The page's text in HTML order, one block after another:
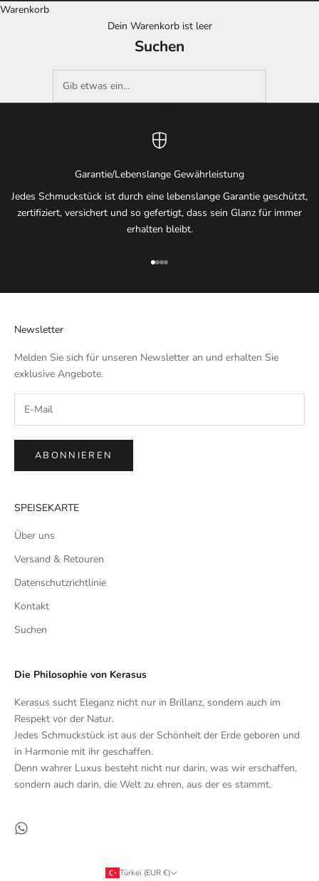
Warenkorb
Dein Warenkorb ist leer
Suchen
Garantie/Lebenslange Gewährleistung
Jedes Schmuckstück ist durch eine lebenslange Garantie geschützt,
zertifiziert, versichert und so gefertigt, dass sein Glanz für immer
erhalten bleibt.
Gehe zu Element 1
Gehe zu Element 2
Gehe zu Element 3
Gehe zu Element 4
Newsletter
Melden Sie sich für unseren Newsletter an und erhalten Sie
exklusive Angebote.
ABONNIEREN
SPEISEKARTE
Über uns
Versand & Retouren
Datenschutzrichtlinie
Kontakt
Suchen
Die Philosophie von Kerasus
Kerasus sucht Eleganz nicht nur in Brillanz, sondern auch im
Respekt vor der Natur.
Jedes Schmuckstück ist aus der Schönheit der Erde geboren und
in Harmonie mit ihr geschaffen.
Denn wahrer Luxus besteht nicht nur darin, was wir erschaffen,
sondern auch darin, die Welt zu ehren, aus der es stammt.
Türkei (EUR €)